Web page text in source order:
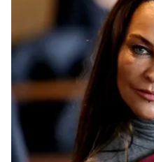
verileriniz işlenmekte olup
toplumu hizmetlerinin
kullanılmaktadır. Diğer
kılınması ve
reklam/pazarlama
sınırlı olarak açık rızanız
Çerezlere ilişkin
vasıtasıyla